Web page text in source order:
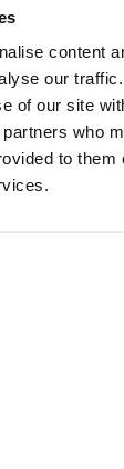
content
our
of our site
who
to them
e-mail et mon
commentaire.